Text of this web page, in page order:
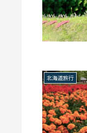
北海道旅行